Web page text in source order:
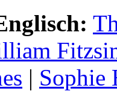
| Sophie